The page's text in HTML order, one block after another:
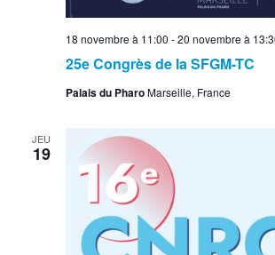
25e Congrès de la SFGM-TC
18 novembre à 11:00 -20 novembre à
Palais du PharoMarseille, France
JEU
19